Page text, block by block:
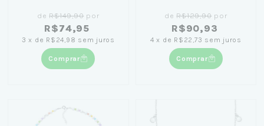
deR$149,90 por
R$74,95
3 x de R$24,98 sem juros
Comprar
deR$129,90 por
R$90,93
4 x de R$22,73 sem juros
Comprar